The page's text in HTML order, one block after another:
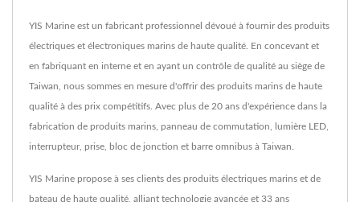
YIS Marine est un fabricant professionnel dévoué à fournir des produits
électriques et électroniques marins de haute qualité. En concevant et
en fabriquant en interne et en ayant un contrôle de qualité au siège de
Taiwan, nous sommes en mesure d'offrir des produits marins de haute
qualité à des prix compétitifs. Avec plus de 20 ans d'expérience dans la
fabrication de produits marins, panneau de commutation, lumière LED,
interrupteur, prise, bloc de jonction et barre omnibus à Taiwan.
YIS Marine propose à ses clients des produits électriques marins et de
bateau de haute qualité, alliant technologie avancée et 33 ans